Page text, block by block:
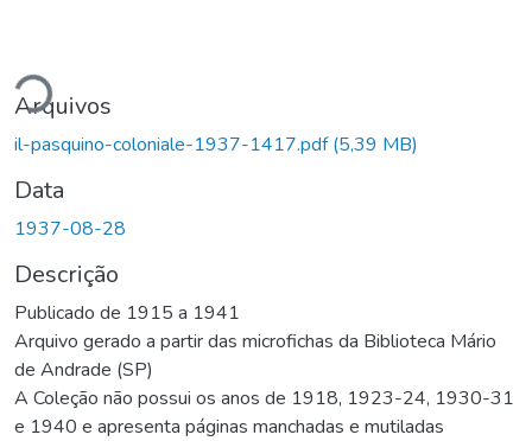
Arquivos
il-pasquino-coloniale-1937-1417.pdf(5,39 MB)
Data
1937-08-28
Descrição
Publicado de 1915 a 1941
Arquivo gerado a partir das microfichas da Biblioteca Mário
de Andrade (SP)
A Coleção não possui os anos de 1918, 1923-24, 1930-31
e 1940 e apresenta páginas manchadas e mutiladas